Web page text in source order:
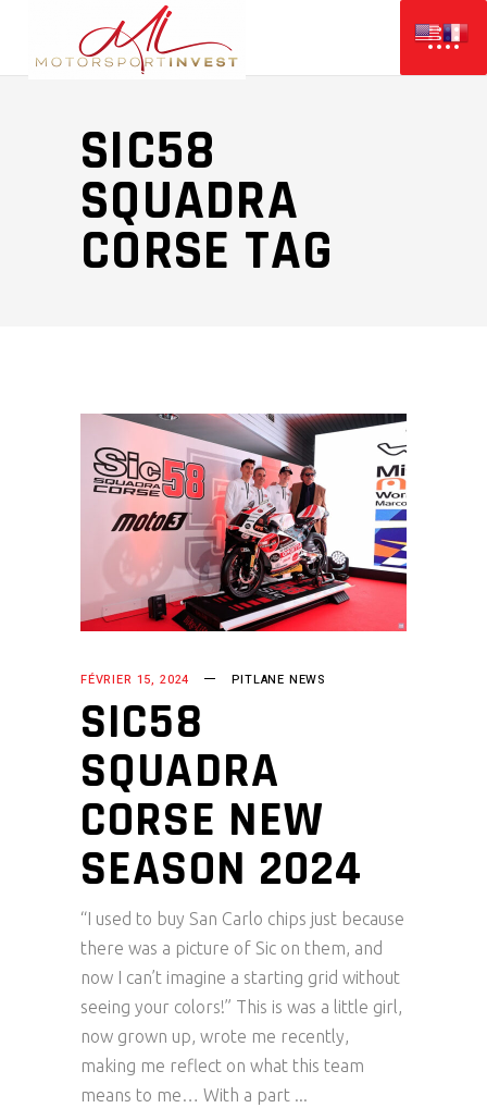
SIC58
SQUADRA
CORSE TAG
FÉVRIER 15, 2024 PITLANE NEWS
SIC58
SQUADRA
CORSE NEW
SEASON 2024
“I used to buy San Carlo chips just because
there was a picture of Sic on them, and
now I can’t imagine a starting grid without
seeing your colors!” This is was a little girl,
now grown up, wrote me recently,
making me reflect on what this team
means to me… With a part